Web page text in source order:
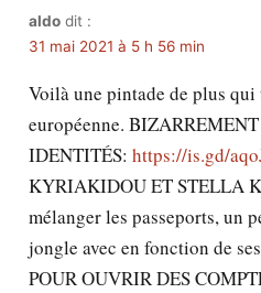
aldo dit :
31 mai 2021 à 5 h 56 min
Voilà une pintade de plus
européenne.
IDENTITÉS: https://is.gd/
KYRIAKIDOU ET STELLA
mélanger les passeports, un
jongle avec en fonction de
POUR OUVRIR DES